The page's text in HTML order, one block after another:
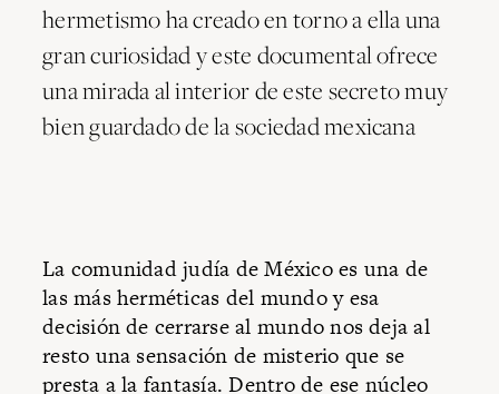
hermetismo ha creado en torno a ella una
gran curiosidad y este documental ofrece
una mirada al interior de este secreto muy
bien guardado de la sociedad mexicana
La comunidad judía de México es una de
las más herméticas del mundo y esa
decisión de cerrarse al mundo nos deja al
resto una sensación de misterio que se
presta a la fantasía. Dentro de ese núcleo